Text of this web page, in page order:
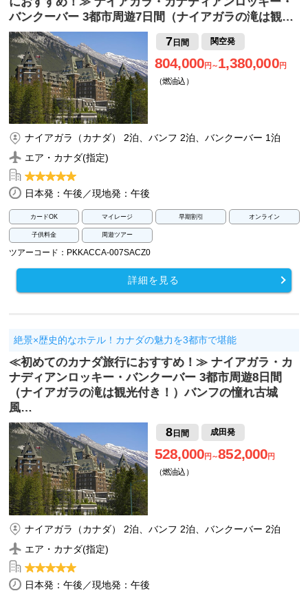
バンクーバー 3都市周遊7日間（ナイアガラの滝は観…
7 日間 関空発
804,000円～1,380,000円
（燃油込）
ナイアガラ（カナダ） 2泊、バンフ 2泊、バンクーバー 1泊
エア・カナダ(指定)
日本発：午後／現地発：午後
カードOK マイレージ 早期割引 オンライン
子供料金 周遊ツアー
ツアーコード：PKKACCA-007SACZ0
詳細を見る
絶景×歴史的なホテル！カナダの魅力を3都市で堪能
≪初めてのカナダ旅行におすすめ！≫ ナイアガラ・カ
ナディアンロッキー・バンクーバー 3都市周遊8日間
（ナイアガラの滝は観光付き！）バンフの憧れ古城
風…
8日間 成田発
528,000円～852,000円
（燃油込）
ナイアガラ（カナダ） 2泊、バンフ 2泊、バンクーバー 2泊
エア・カナダ(指定)
日本発：午後／現地発：午後